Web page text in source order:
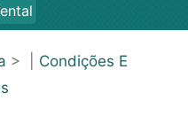
> | Condições E